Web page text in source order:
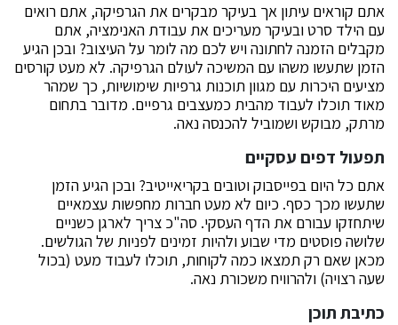
אתם קוראים עיתון אך בעיקר מבקרים את הגרפיקה, אתם רואים
עם הילד סרט ובעיקר מעריכים את עבודת האנימציה, אתם
מקבלים הזמנה לחתונה ויש לכם מה לומר על העיצוב? ובכן הגיע
הזמן שתעשו משהו עם המשיכה לעולם הגרפיקה. לא מעט קורסים
מציעים היכרות עם מגוון תוכנות גרפיות שימושיות, כך שמהר
מאוד תוכלו לעבוד מהבית כמעצבים גרפיים. מדובר בתחום
מרתק, מבוקש ושמוביל להכנסה נאה.
תפעול דפים עסקיים
אתם כל היום בפייסבוק וטובים בקריאייטיב? ובכן הגיע הזמן
שתעשו מכך כסף. כיום לא מעט חברות מחפשות עצמאיים
שיתחזקו עבורם את הדף העסקי. סה"כ צריך לארגן כשניים
שלושה פוסטים מדי שבוע ולהיות זמינים לפניות של הגולשים.
מכאן שאם רק תמצאו כמה לקוחות, תוכלו לעבוד מעט (בכול
שעה רצויה) ולהרוויח משכורת נאה.
כתיבת תוכן